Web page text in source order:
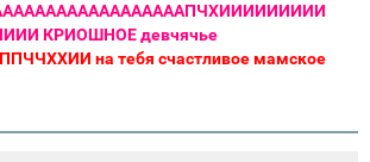
КРИОШНОЕ девчячье
на тебя счастливое мамское